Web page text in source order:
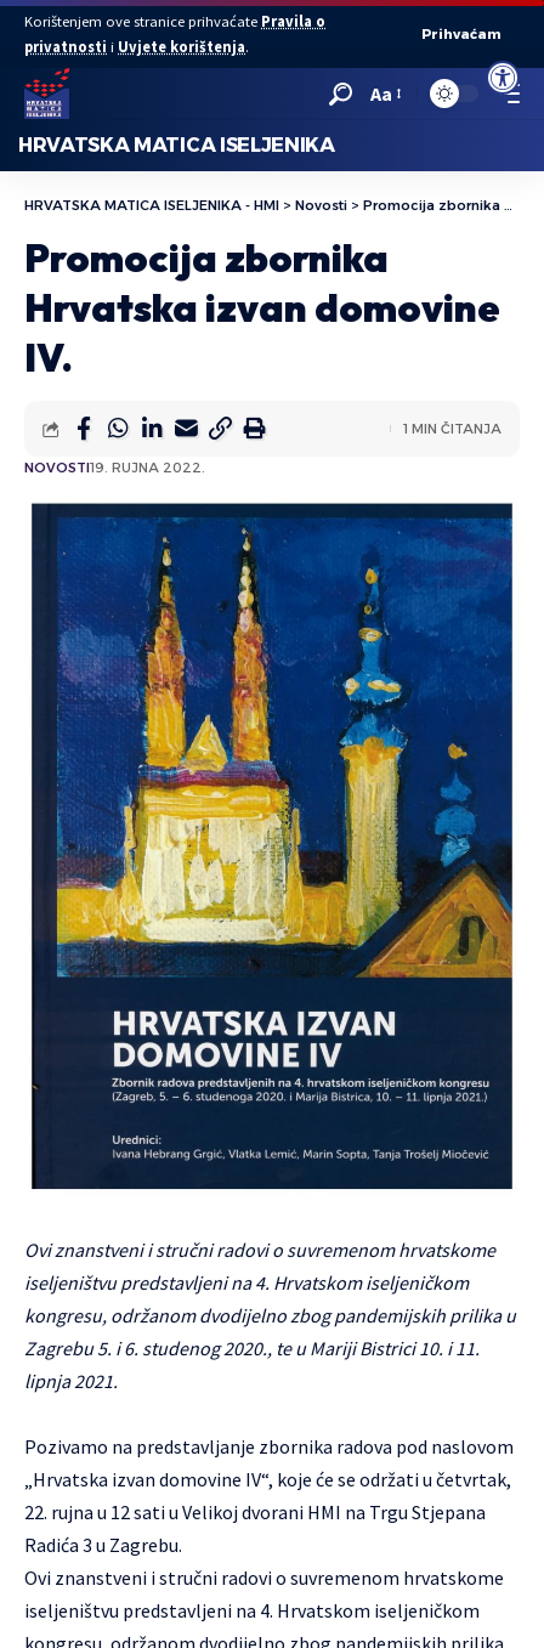
Open
Korištenjem ove stranice prihvaćate Pravila o
privatnosti i Uvjete korištenja.
Prihvaćam
Aa
HRVATSKA MATICA ISELJENIKA
HRVATSKA MATICA ISELJENIKA - HMI > Novosti > Promocija zbornika Hrvatska izvan domovine IV.
Promocija zbornika
Hrvatska izvan domovine
IV.
NOVOSTI19. RUJNA 2022.
1 MIN ČITANJA
Ovi znanstveni i stručni radovi o suvremenom hrvatskome
iseljeništvu predstavljeni na 4. Hrvatskom iseljeničkom
kongresu, održanom dvodijelno zbog pandemijskih prilika u
Zagrebu 5. i 6. studenog 2020., te u Mariji Bistrici 10. i 11.
lipnja 2021.
Pozivamo na predstavljanje zbornika radova pod naslovom
„Hrvatska izvan domovine IV“, koje će se održati u četvrtak,
22. rujna u 12 sati u Velikoj dvorani HMI na Trgu Stjepana
Radića 3 u Zagrebu.
Ovi znanstveni i stručni radovi o suvremenom hrvatskome
iseljeništvu predstavljeni na 4. Hrvatskom iseljeničkom
kongresu, održanom dvodijelno zbog pandemijskih prilika